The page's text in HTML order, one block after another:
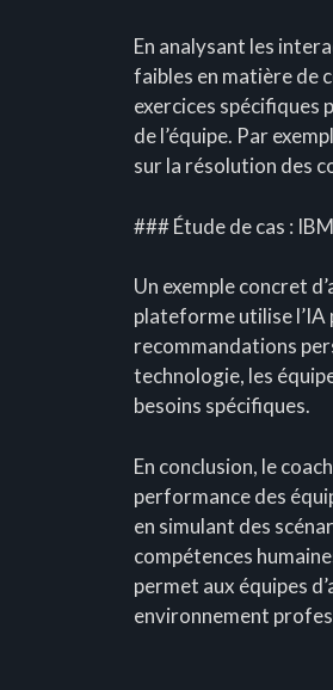
En analysant les
faibles en matière de
exercices spécifiques
de l’équipe. Par
sur la résolution des
### Étude de cas :
Un exemple concret
plateforme utilise l’IA
recommandations
technologie, les
besoins spécifiques.
En conclusion, le
performance des
en simulant des
compétences
permet aux équipes
environnement